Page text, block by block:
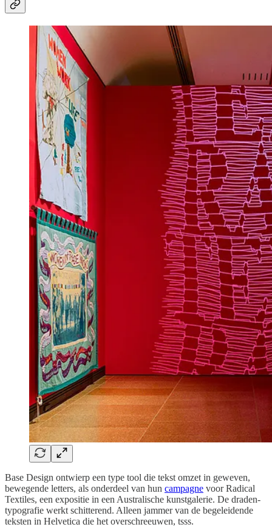
Base Design ontwierp een type tool die tekst omzet in geweven,
bewegende letters, als onderdeel van hun campagne voor Radical
Textiles, een expositie in een Australische kunstgalerie. De draden-
typografie werkt schitterend. Alleen jammer van de begeleidende
teksten in Helvetica die het overschreeuwen, tsss.